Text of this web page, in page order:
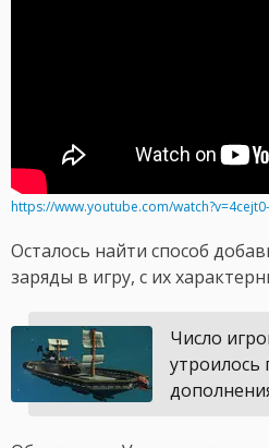
https://www.youtube.com/
Осталось найти способ
заряды в игру, с их
Число
утроилось